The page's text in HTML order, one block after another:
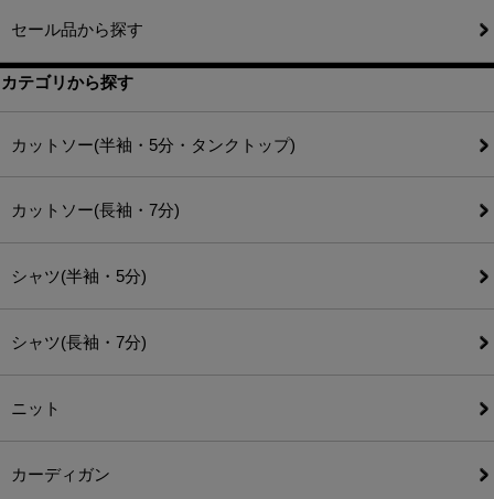
セール品から探す
カテゴリから探す
カットソー(半袖・5分・タンクトップ)
カットソー(長袖・7分)
シャツ(半袖・5分)
シャツ(長袖・7分)
ニット
カーディガン